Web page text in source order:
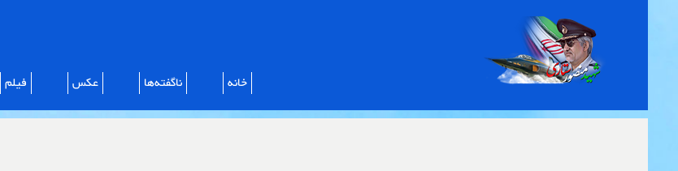
navigation
خانه ناگفته‌ها عکس فیلم